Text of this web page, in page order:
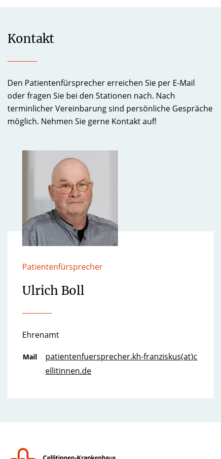
Kontakt
Den Patientenfürsprecher erreichen Sie per E-Mail
oder fragen Sie bei den Stationen nach. Nach
terminlicher Vereinbarung sind persönliche Gespräche
möglich. Nehmen Sie gerne Kontakt auf!
Patientenfürsprecher
Ulrich Boll
Ehrenamt
Mail
patientenfuersprecher.kh-franziskus(at)c
ellitinnen.de